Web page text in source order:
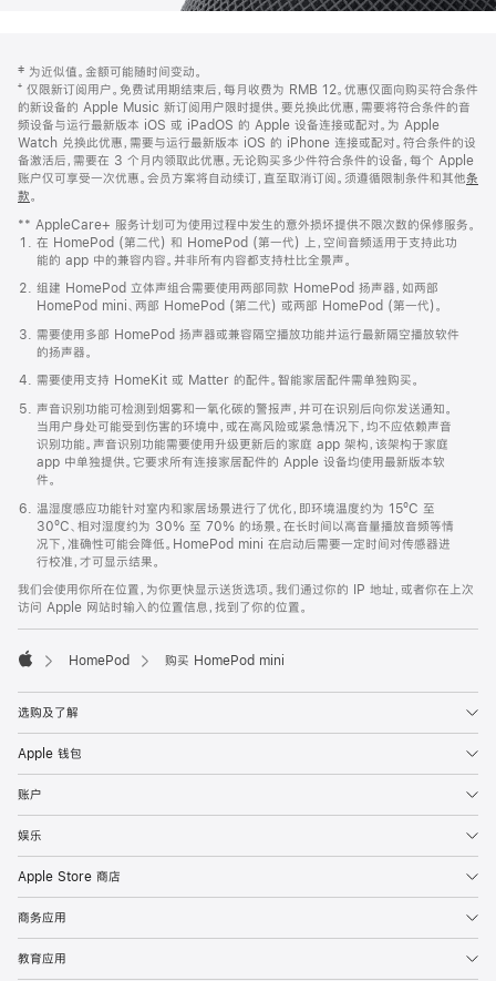
页
页
脚
注
‡ 为近似值。金额可能随时间变动。
⁺ 仅限新订阅用户。免费试用期结束后，每月收费为 RMB 12。优惠仅面向购买符合条件
的新设备的 Apple Music 新订阅用户限时提供。要兑换此优惠，需要将符合条件的音
频设备与运行最新版本 iOS 或 iPadOS 的 Apple 设备连接或配对。为 Apple
Watch 兑换此优惠，需要与运行最新版本 iOS 的 iPhone 连接或配对。符合条件的设
备激活后，需要在 3 个月内领取此优惠。无论购买多少件符合条件的设备，每个 Apple
账户仅可享受一次优惠。会员方案将自动续订，直至取消订阅。须遵循限制条件和其他条
款。
窗
口
中
打
开)
** AppleCare+ 服务计划可为使用过程中发生的意外损坏提供不限次数的保修服务。
在 HomePod (第二代) 和 HomePod (第一代) 上，空间音频适用于支持此功
能的 app 中的兼容内容。并非所有内容都支持杜比全景声。
组建 HomePod 立体声组合需要使用两部同款 HomePod 扬声器，如两部
HomePod mini、两部 HomePod (第二代) 或两部 HomePod (第一代)。
需要使用多部 HomePod 扬声器或兼容隔空播放功能并运行最新隔空播放软件
的扬声器。
需要使用支持 HomeKit 或 Matter 的配件。智能家居配件需单独购买。
声音识别功能可检测到烟雾和一氧化碳的警报声，并可在识别后向你发送通知。
当用户身处可能受到伤害的环境中，或在高风险或紧急情况下，均不应依赖声音
识别功能。声音识别功能需要使用升级更新后的家庭 app 架构，该架构于家庭
app 中单独提供。它要求所有连接家居配件的 Apple 设备均使用最新版本软
件。
温湿度感应功能针对室内和家居场景进行了优化，即环境温度约为 15ºC 至
30ºC、相对湿度约为 30% 至 70% 的场景。在长时间以高音量播放音频等情
况下，准确性可能会降低。HomePod mini 在启动后需要一定时间对传感器进
行校准，才可显示结果。
我们会使用你所在位置，为你更快显示送货选项。我们通过你的 IP 地址，或者你在上次
访问 Apple 网站时输入的位置信息，找到了你的位置。
HomePod 购买 HomePod mini
选购及了解
Apple 钱包
账户
娱乐
Apple Store 商店
商务应用
教育应用